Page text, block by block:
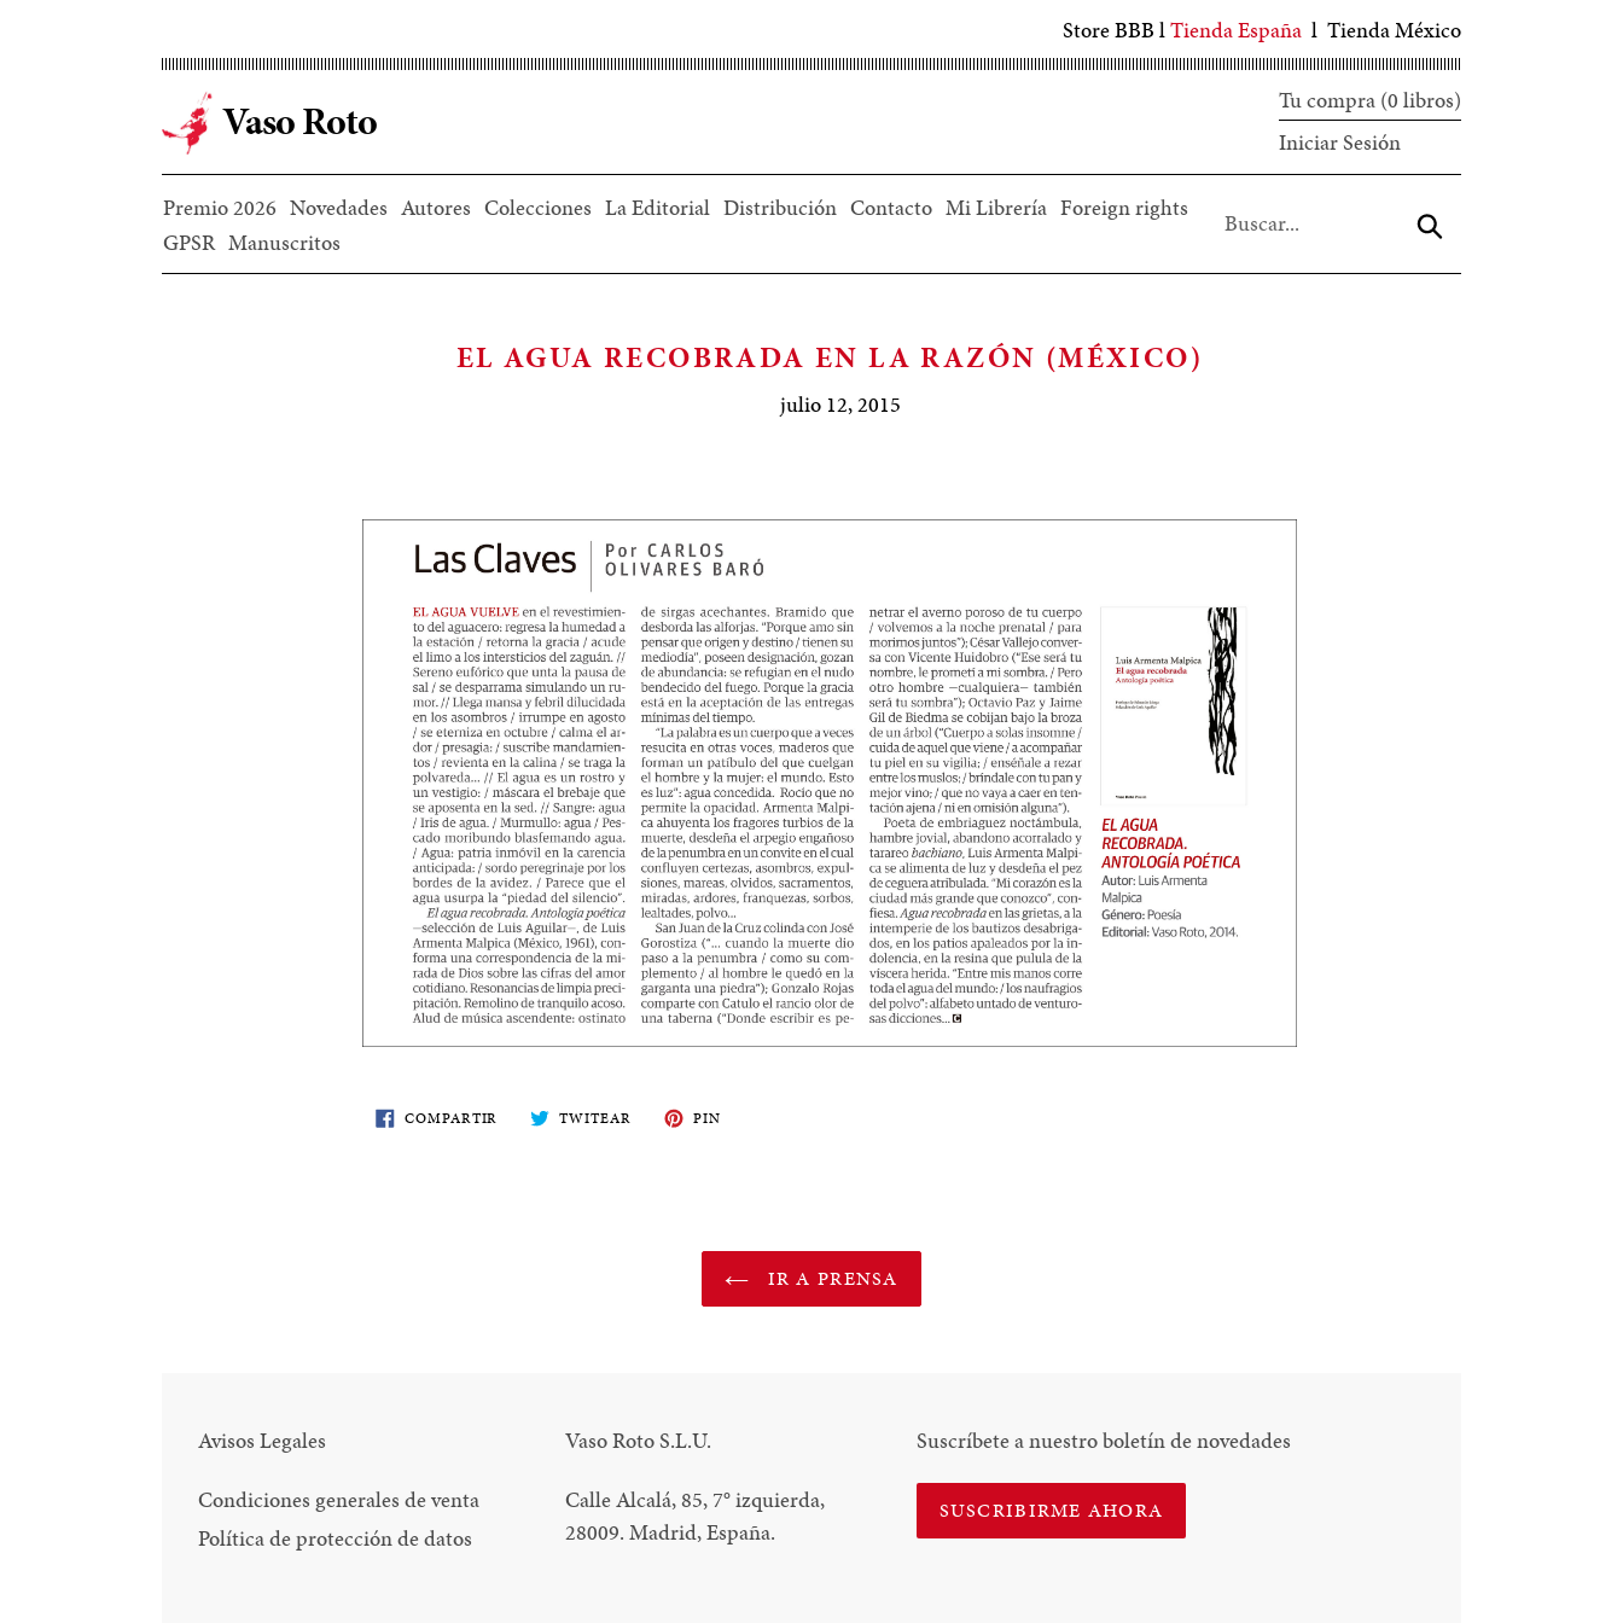
contenido
principal
Store BBB lTienda España l Tienda México
Vaso Roto
Tu compra (0 libros)
Iniciar SesiónIniciar
sesión
Premio 2026 Novedades Autores Colecciones La Editorial Distribución Contacto Mi Librería Foreign rights
GPSR Manuscritos
EL AGUA RECOBRADA EN LA RAZÓN (MÉXICO)
julio 12, 2015
COMPARTIR COMPARTETWITEAR TWITEA PIN
IR A PRENSA
Avisos Legales
Condiciones generales de venta
Política de protección de datos
Vaso Roto S.L.U.
Calle Alcalá, 85, 7°izquierda,
28009. Madrid, España.
Suscríbete a nuestro boletín de novedades
SUSCRIBIRME AHORA